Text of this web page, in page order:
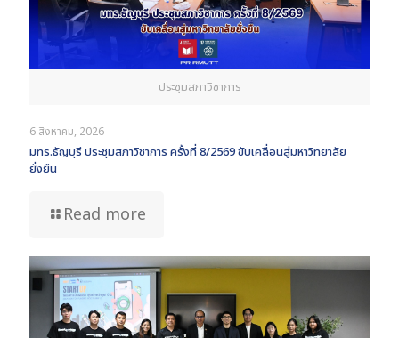
ประชุมสภาวิชาการ
6 สิงหาคม, 2026
มทร.ธัญบุรี ประชุมสภาวิชาการ ครั้งที่ 8/2569 ขับเคลื่อนสู่มหาวิทยาลัย
ยั่งยืน
Read more